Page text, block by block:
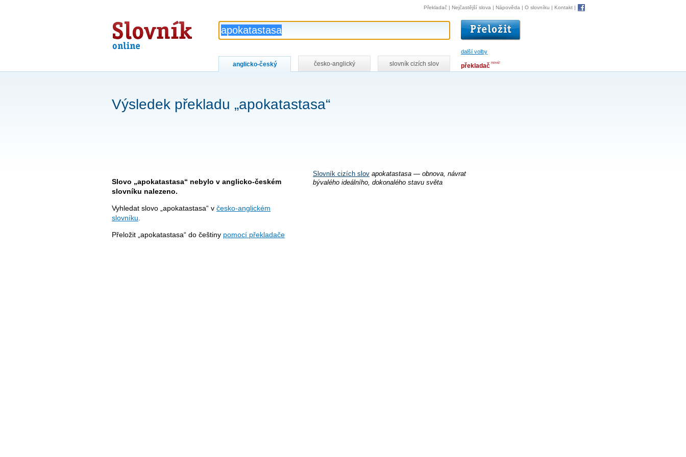
Slovník
online
další volby
Překladač | Nejčastější slova | Nápověda | O slovníku | Kontakt |
anglicko-český česko-anglický slovník cizích slov překladač nové!
Výsledek překladu „apokatastasa“
Slovník cizích slov apokatastasa — obnova, návrat
bývalého ideálního, dokonalého stavu světa
Slovo „apokatastasa“ nebylo v anglicko-českém
slovníku nalezeno.
Vyhledat slovo „apokatastasa“ v česko-anglickém
slovníku
Přeložit „apokatastasa“ do češtiny pomocí překladače